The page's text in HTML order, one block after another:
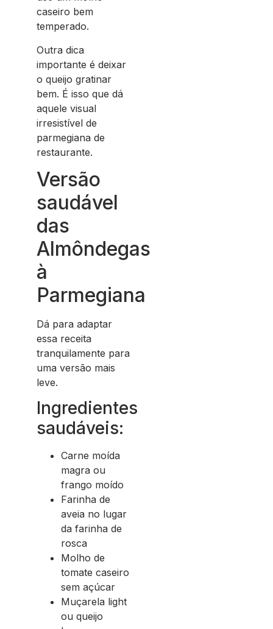
caseiro bem
temperado.
Outra dica
importante é deixar
o queijo gratinar
bem. É isso que dá
aquele visual
irresistível de
parmegiana de
restaurante.
Versão
saudável
das
Almôndegas
à
Parmegiana
Dá para adaptar
essa receita
tranquilamente para
uma versão mais
leve.
Ingredientes
saudáveis:
Carne moída
magra ou
frango moído
Farinha de
aveia no lugar
da farinha de
rosca
Molho de
tomate caseiro
sem açúcar
Muçarela light
ou queijo